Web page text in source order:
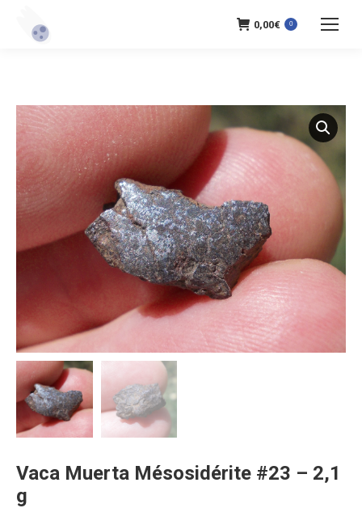
0,00€ 0
Vaca Muerta Mésosidérite #23 – 2,1
g